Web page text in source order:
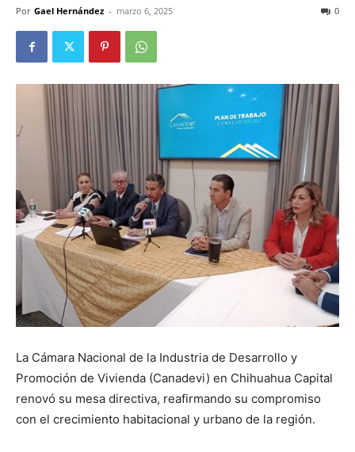
Por Gael Hernández - marzo 6, 2025 0
La Cámara Nacional de la Industria de Desarrollo y
Promoción de Vivienda (Canadevi) en Chihuahua Capital
renovó su mesa directiva, reafirmando su compromiso
con el crecimiento habitacional y urbano de la región.